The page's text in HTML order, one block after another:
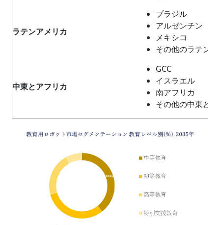
ラテンアメリカ
ブラジル
アルゼンチン
メキシコ
その他のラテン
中東とアフリカ
GCC
イスラエル
南アフリカ
その他の中東と